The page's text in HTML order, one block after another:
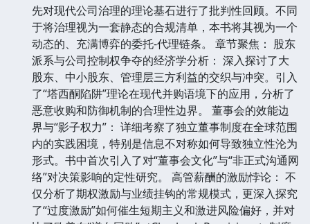
先对现代公司治理的理论基石进行了批判性回顾。不同
于将治理视为一套静态的合规清单，本书将其视为一个
动态的、充满博弈的委托-代理链条。 章节聚焦： 股东
派系与公司控制权争夺的经济学分析： 深入探讨了大
股东、中小股东、管理层三方利益的交织与冲突。引入
了“塔西酮陷阱”理论在现代并购语境下的应用，分析了
恶意收购和防御机制的合理性边界。 董事会的效能边
界与“影子权力”： 详细考察了独立董事制度在全球范围
内的实践困境，特别是信息不对称如何导致独立性沦为
形式。书中首次引入了对“董事会文化”与“非正式沟通网
络”对决策影响的定性研究。 高管薪酬的激励悖论： 不
仅分析了期权激励与业绩挂钩的常规模式，更深入探究
了“过度激励”如何催生短期主义和激进风险偏好，并对